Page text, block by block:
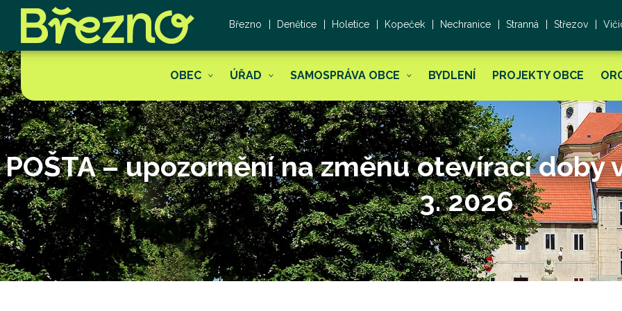
Březno Denětice Holetice Kopeček Nechranice Stranná Střezov
OBEC ÚŘAD SAMOSPRÁVA OBCE BYDLENÍ PROJEKTY OBCE
POŠTA – upozornění na změnu otevírací doby
3. 2026